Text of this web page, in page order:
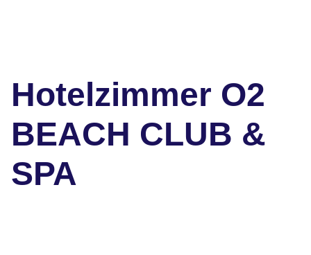
Hotelzimmer O2
BEACH CLUB &
SPA